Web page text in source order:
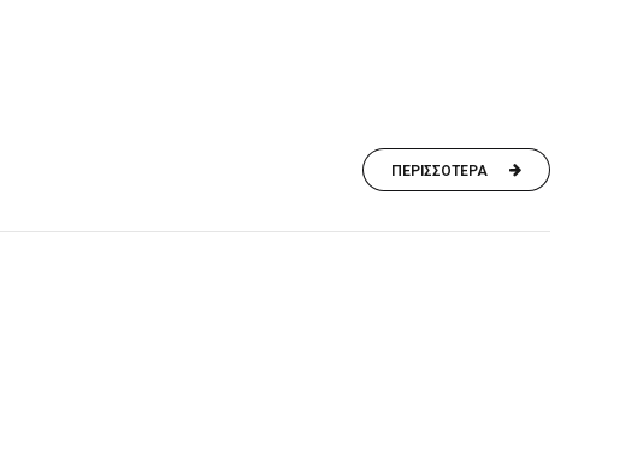
ΠΕΡΙΣΣΟΤΕΡΑ